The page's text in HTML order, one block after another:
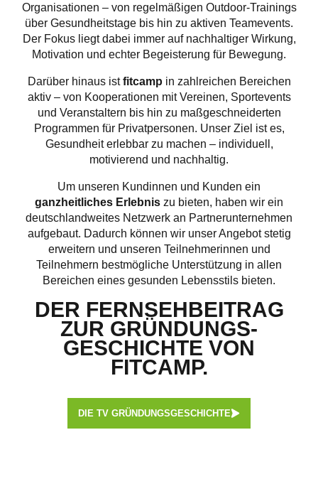
Organisationen – von regelmäßigen Outdoor-Trainings
über Gesundheitstage bis hin zu aktiven Teamevents.
Der Fokus liegt dabei immer auf nachhaltiger Wirkung,
Motivation und echter Begeisterung für Bewegung.
Darüber hinaus istfitcamp in zahlreichen Bereichen
aktiv – von Kooperationen mit Vereinen, Sportevents
und Veranstaltern bis hin zu maßgeschneiderten
Programmen für Privatpersonen. Unser Ziel ist es,
Gesundheit erlebbar zu machen – individuell,
motivierend und nachhaltig.
Um unseren Kundinnen und Kunden ein
ganzheitliches Erlebnis zu bieten, haben wir ein
deutschlandweites Netzwerk an Partnerunternehmen
aufgebaut. Dadurch können wir unser Angebot stetig
erweitern und unseren Teilnehmerinnen und
Teilnehmern bestmögliche Unterstützung in allen
Bereichen eines gesunden Lebensstils bieten.
DER FERNSEHBEITRAG
ZUR GRÜNDUNGS-
GESCHICHTE VON
FITCAMP.
DIE TV GRÜNDUNGSGESCHICHTE